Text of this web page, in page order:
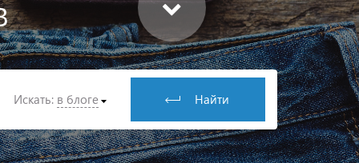
Искать: в блоге Найти